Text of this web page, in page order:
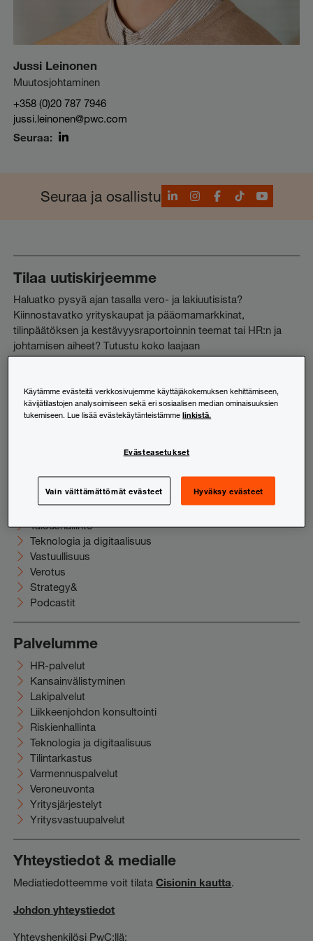
Jussi Leinonen
Muutosjohtaminen
+358 (0)20 787 7946
jussi.leinonen@pwc.com
Seuraa:
Seuraa ja osallistuLinkedInInstagram
Facebook
TikTokYouTube
Tilaa uutiskirjeemme
Haluatko pysyä ajan tasalla vero- ja lakiuutisista?
Kiinnostavatko yrityskaupat ja pääomamarkkinat,
tilinpäätöksen ja kestävyysraportoinnin teemat tai HR:n ja
johtamisen aiheet? Tutustu koko laajaan
uutiskirjevalikoimaamme ja tilaa juuri sinua kiinnostavat
Tutustu ja tilaa
Elinkeinoelämä
HR ja johtaminen
Juridiikka
Taloushallinto
Teknologia ja digitaalisuus
Vastuullisuus
Verotus
Strategy&
Podcastit
Palvelumme
HR-palvelut
Kansainvälistyminen
Lakipalvelut
Liikkeenjohdon konsultointi
Riskienhallinta
Teknologia ja digitaalisuus
Tilintarkastus
Varmennuspalvelut
Veroneuvonta
Yritysjärjestelyt
Yritysvastuupalvelut
Yhteystiedot & medialle
Mediatiedotteemme voit tilataCisionin kautta.
Johdon yhteystiedot
Yhteyshenkilösi PwC:llä:
Käytämme evästeitä verkkosivujemme käyttäjäkokemuksen kehittämiseen,
kävijätilastojen analysoimiseen sekä eri sosiaalisen median ominaisuuksien
tukemiseen. Lue lisää evästekäytänteistämmelinkistä.
Evästeasetukset
Vain välttämättömät evästeet Hyväksy evästeet